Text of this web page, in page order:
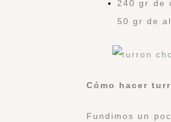
240 gr de
50 gr de
Cómo hacer
Fundimos un